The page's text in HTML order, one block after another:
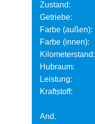
Zustand:
Getriebe:
Farbe (außen):
Farbe (innen):
Kilometerstand:
Hubraum:
Leistung:
Kraftstoff:
And.